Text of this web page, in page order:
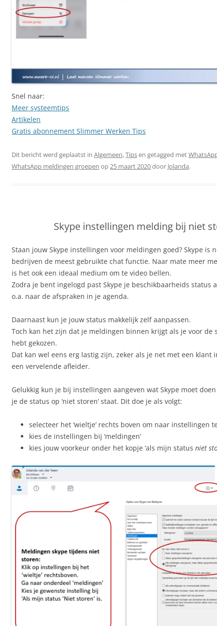
Snel naar:
Meer systeemtips
Artikelen
Gratis abonnement Slimmer Werken Tips
Dit bericht werd geplaatst in Algemeen,Tipsen getagged met
WhatsApp meldingen groepen op25 maart 2020door Jolanda.
Skype instellingen melding bij niet
Staan jouw Skype instellingen voor meldingen goed? Skype is
bedrijven de meest gebruikte chat functie. Naar mate meer
is het ook een ideaal medium om te video bellen.
Zodra je bent ingelogd past Skype je beschikbaarheids status
o.a. naar de afspraken in je agenda.
Daarnaast kun je jouw status makkelijk zelf aanpassen.
Toch kan het zijn dat je meldingen binnen krijgt als je voor de
hebt gekozen.
Dat kan wel eens erg lastig zijn, zeker als je net met een klant
een vervelende afleider.
Gelukkig kun je bij instellingen aangeven wat Skype moet
je de status op ‘niet storen’ staat. Dit doe je als volgt:
selecteer het ‘wieltje’ rechts boven om naar instellingen
kies de instellingen bij ‘meldingen’
kies jouw voorkeur onder het kopje ‘als mijn status niet